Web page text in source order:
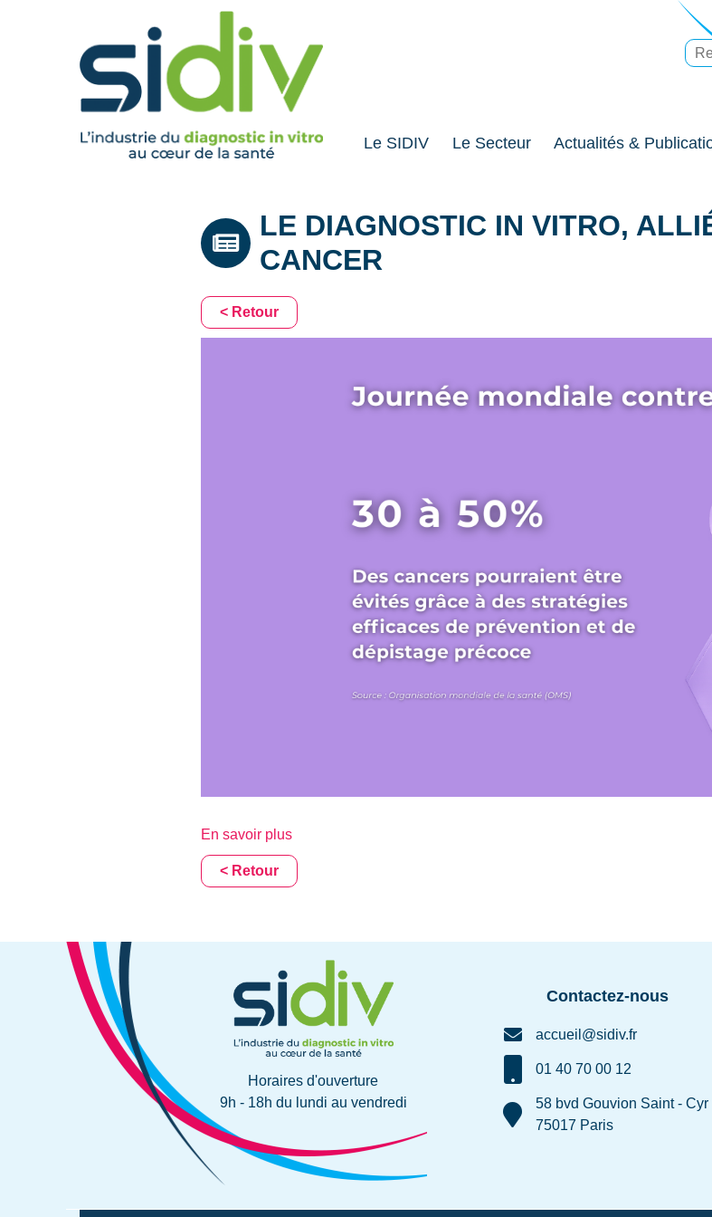
Le SIDIV Le Secteur Actualités &
LE DIAGNOSTIC IN VITRO,
CANCER
< Retour
En savoir plus
< Retour
Horaires d'ouverture
9h - 18h du lundi au vendredi
Contactez-nous
accueil@sidiv.fr
01 40 70 00 12
58 bvd Gouvion Saint - Cyr
75017 Paris